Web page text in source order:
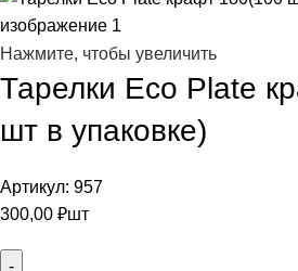
Нажмите, чтобы увеличить
Тарелки Eco Plate
шт в упаковке)
Артикул: 957
300,00 ₽шт